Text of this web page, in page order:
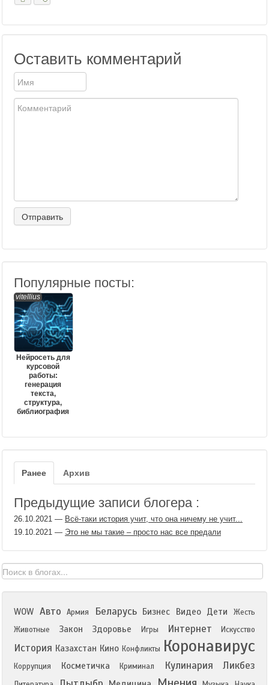
Оставить комментарий
Популярные посты:
vitellius
Нейросеть для
курсовой
работы:
генерация
текста,
структура,
библиография
Ранее Архив
Предыдущие записи блогера :
26.10.2021 — Всё-таки история учит, что она ничему не учит...
19.10.2021 — Это не мы такие – просто нас все предали
WOW Авто Армия Беларусь Бизнес Видео Дети
Жесть
Животные
Закон Здоровье Игры Интернет Искусство
История Казахстан Кино Конфликты Коронавирус
Коррупция Косметичка Криминал Кулинария Ликбез